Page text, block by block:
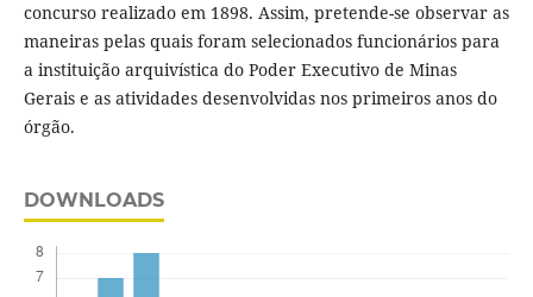
concurso realizado em 1898. Assim, pretende-se observar as
maneiras pelas quais foram selecionados funcionários para
a instituição arquivística do Poder Executivo de Minas
Gerais e as atividades desenvolvidas nos primeiros anos do
órgão.
DOWNLOADS